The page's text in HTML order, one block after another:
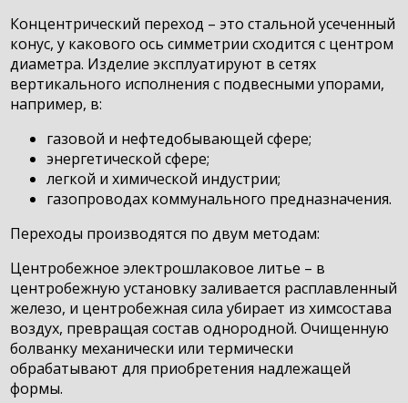
Концентрический переход – это стальной усеченный
конус, у какового ось симметрии сходится с центром
диаметра. Изделие эксплуатируют в сетях
вертикального исполнения с подвесными упорами,
например, в:
газовой и нефтедобывающей сфере;
энергетической сфере;
легкой и химической индустрии;
газопроводах коммунального предназначения.
Переходы производятся по двум методам:
Центробежное электрошлаковое литье – в
центробежную установку заливается расплавленный
железо, и центробежная сила убирает из химсостава
воздух, превращая состав однородной. Очищенную
болванку механически или термически
обрабатывают для приобретения надлежащей
формы.